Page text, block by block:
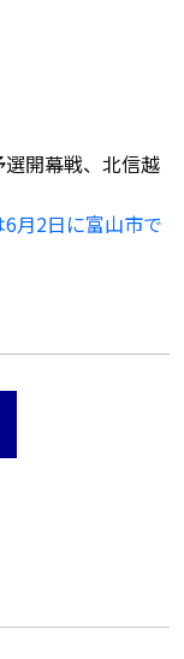
開幕戦、北信越
月2日に富山市で